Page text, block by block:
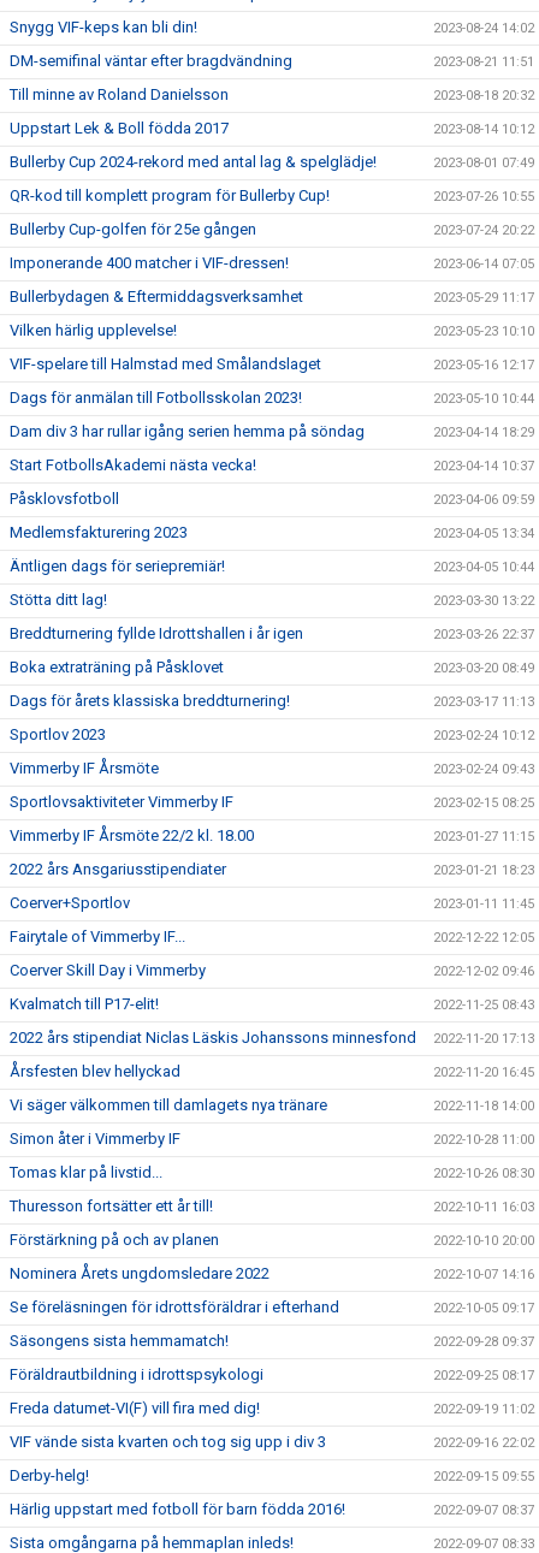
Snygg VIF-keps kan bli din! 2023-08-24 14:02
DM-semifinal väntar efter bragdvändning 2023-08-21 11:51
Till minne av Roland Danielsson 2023-08-18 20:32
Uppstart Lek & Boll födda 2017 2023-08-14 10:12
Bullerby Cup 2024-rekord med antal lag & spelglädje! 2023-08-01 07:49
QR-kod till komplett program för Bullerby Cup! 2023-07-26 10:55
Bullerby Cup-golfen för 25e gången 2023-07-24 20:22
Imponerande 400 matcher i VIF-dressen! 2023-06-14 07:05
Bullerbydagen & Eftermiddagsverksamhet 2023-05-29 11:17
Vilken härlig upplevelse! 2023-05-23 10:10
VIF-spelare till Halmstad med Smålandslaget 2023-05-16 12:17
Dags för anmälan till Fotbollsskolan 2023! 2023-05-10 10:44
Dam div 3 har rullar igång serien hemma på söndag 2023-04-14 18:29
Start FotbollsAkademi nästa vecka! 2023-04-14 10:37
Påsklovsfotboll 2023-04-06 09:59
Medlemsfakturering 2023 2023-04-05 13:34
Äntligen dags för seriepremiär! 2023-04-05 10:44
Stötta ditt lag! 2023-03-30 13:22
Breddturnering fyllde Idrottshallen i år igen 2023-03-26 22:37
Boka extraträning på Påsklovet 2023-03-20 08:49
Dags för årets klassiska breddturnering! 2023-03-17 11:13
Sportlov 2023 2023-02-24 10:12
Vimmerby IF Årsmöte 2023-02-24 09:43
Sportlovsaktiviteter Vimmerby IF 2023-02-15 08:25
Vimmerby IF Årsmöte 22/2 kl. 18.00 2023-01-27 11:15
2022 års Ansgariusstipendiater 2023-01-21 18:23
Coerver+Sportlov 2023-01-11 11:45
Fairytale of Vimmerby IF... 2022-12-22 12:05
Coerver Skill Day i Vimmerby 2022-12-02 09:46
Kvalmatch till P17-elit! 2022-11-25 08:43
2022 års stipendiat Niclas Läskis Johanssons minnesfond 2022-11-20 17:13
Årsfesten blev hellyckad 2022-11-20 16:45
Vi säger välkommen till damlagets nya tränare 2022-11-18 14:00
Simon åter i Vimmerby IF 2022-10-28 11:00
Tomas klar på livstid... 2022-10-26 08:30
Thuresson fortsätter ett år till! 2022-10-11 16:03
Förstärkning på och av planen 2022-10-10 20:00
Nominera Årets ungdomsledare 2022 2022-10-07 14:16
Se föreläsningen för idrottsföräldrar i efterhand 2022-10-05 09:17
Säsongens sista hemmamatch! 2022-09-28 09:37
Föräldrautbildning i idrottspsykologi 2022-09-25 08:17
Freda datumet-VI(F) vill fira med dig! 2022-09-19 11:02
VIF vände sista kvarten och tog sig upp i div 3 2022-09-16 22:02
Derby-helg! 2022-09-15 09:55
Härlig uppstart med fotboll för barn födda 2016! 2022-09-07 08:37
Sista omgångarna på hemmaplan inleds! 2022-09-07 08:33